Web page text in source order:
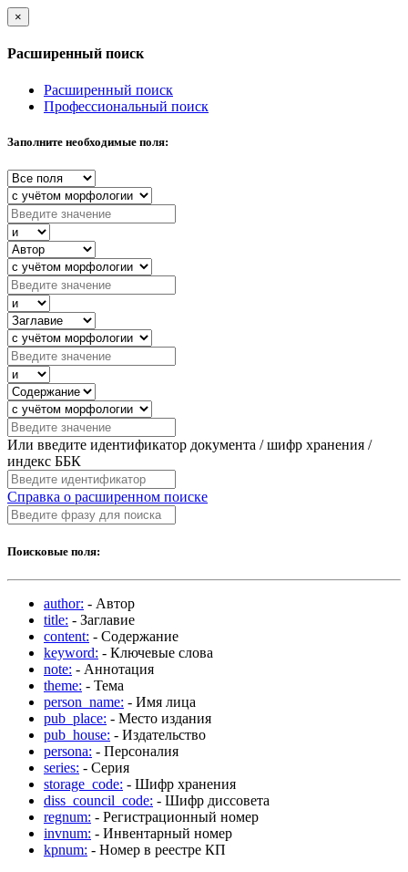
×
Расширенный поиск
Расширенный поиск
Профессиональный поиск
Заполните необходимые поля:
Или введите идентификатор документа / шифр хранения /
индекс ББК
Справка о расширенном поиске
Поисковые поля:
author: - Автор
title: - Заглавие
content: - Содержание
keyword: - Ключевые слова
note: - Аннотация
theme: - Тема
person_name: - Имя лица
pub_place: - Место издания
pub_house: - Издательство
persona: - Персоналия
series: - Серия
storage_code: - Шифр хранения
diss_council_code: - Шифр диссовета
regnum: - Регистрационный номер
invnum: - Инвентарный номер
kpnum: - Номер в реестре КП